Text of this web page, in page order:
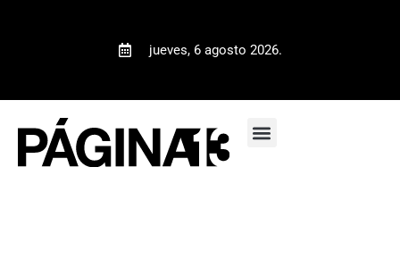
jueves, 6 agosto 2026.